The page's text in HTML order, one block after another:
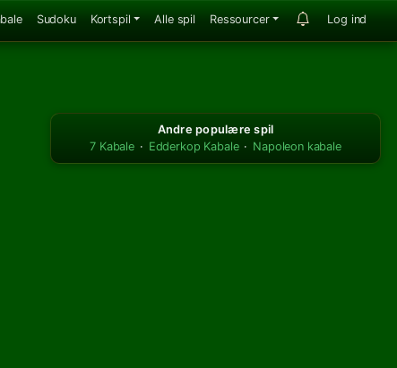
Sudoku Kortspil Alle spil Ressourcer Log ind
Andre populære spil
7 Kabale · Edderkop Kabale · Napoleon kabale